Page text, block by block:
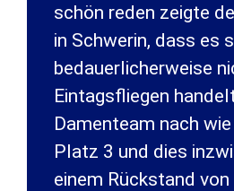
schön reden zeigte
in Schwerin, dass es
bedauerlicherweise
Eintagsfliegen
Damenteam nach
Platz 3 und dies
einem Rückstand